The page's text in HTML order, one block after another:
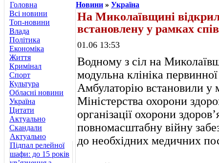
Головна
Всі новини
Топ-новини
Влада
Політика
Економіка
Життя
Кримінал
Спорт
Культура
Обласні новини
Україна
Цитати
Актуально
Скандали
Актуально
Підпал релейної
шафи: до 15 років
Новини » Україна
На Миколаївщині
встановлену у рамках
01.06 13:53
Водному з сіл на
модульна клініка
Амбулаторію встановили у
Міністерства охорони
організації охорони
повномасштабну війну
до необхідних медичних